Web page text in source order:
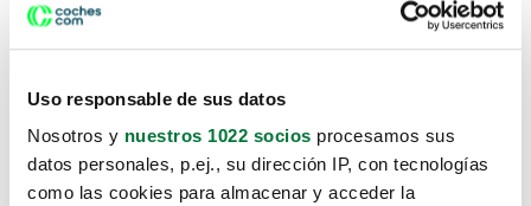
Uso responsable de sus datos
Nosotros y nuestros 1022 socios procesamos sus
datos personales, p.ej., su dirección IP, con tecnologías
como las cookies para almacenar y acceder la